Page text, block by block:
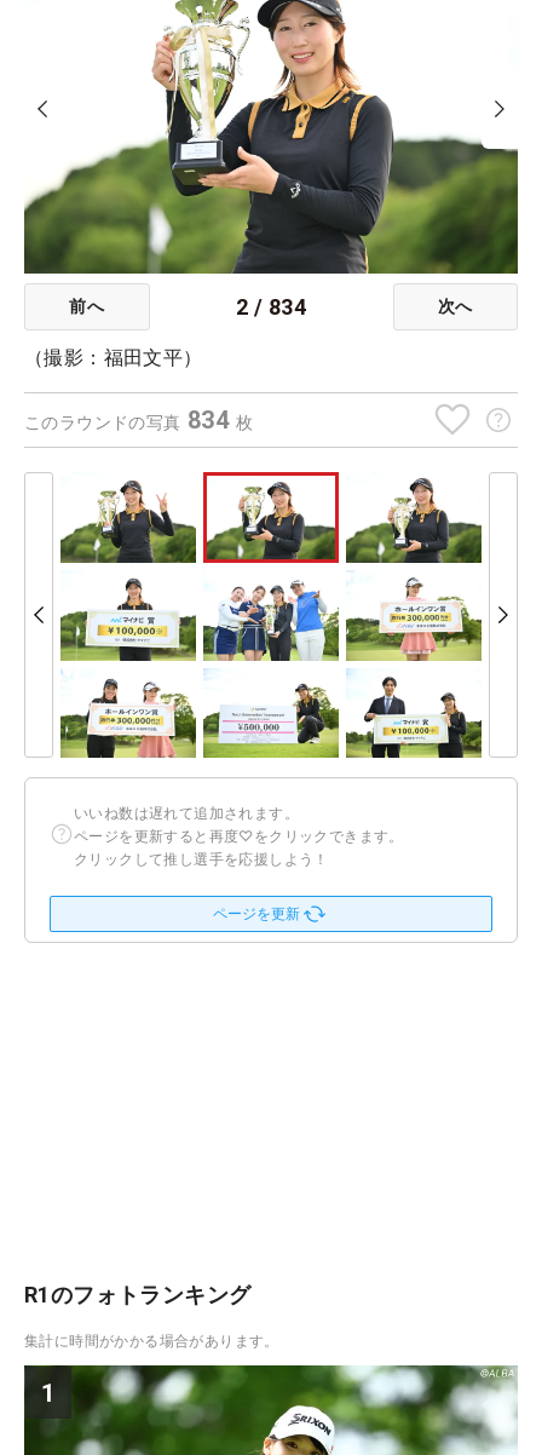
前へ 2 / 834 次へ
（撮影：福田文平）
このラウンドの写真 834 枚
いいね数は遅れて追加されます。
ページを更新すると再度♡をクリックできます。
クリックして推し選手を応援しよう！
ページを更新
R1のフォトランキング
集計に時間がかかる場合があります。
1